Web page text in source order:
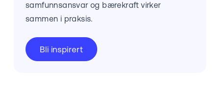
samfunnsansvar og bærekraft virker
sammen i praksis.
Bli inspirert